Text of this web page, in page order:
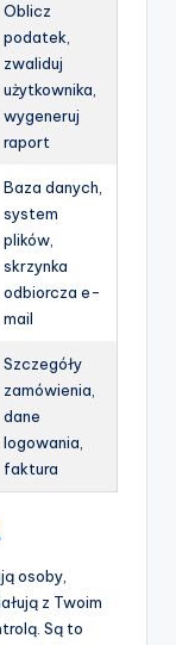
Oblicz
podatek,
zwaliduj
użytkownika,
wygeneruj
raport
Baza danych,
system
plików,
skrzynka
odbiorcza e-
mail
Szczegóły
zamówienia,
dane
logowania,
faktura
osoby,
z Twoim
Są to